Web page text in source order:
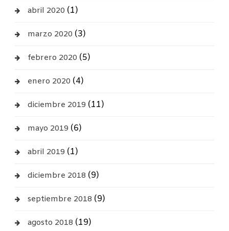
abril 2020 (1)
marzo 2020 (3)
febrero 2020 (5)
enero 2020 (4)
diciembre 2019 (11)
mayo 2019 (6)
abril 2019 (1)
diciembre 2018 (9)
septiembre 2018 (9)
agosto 2018 (19)